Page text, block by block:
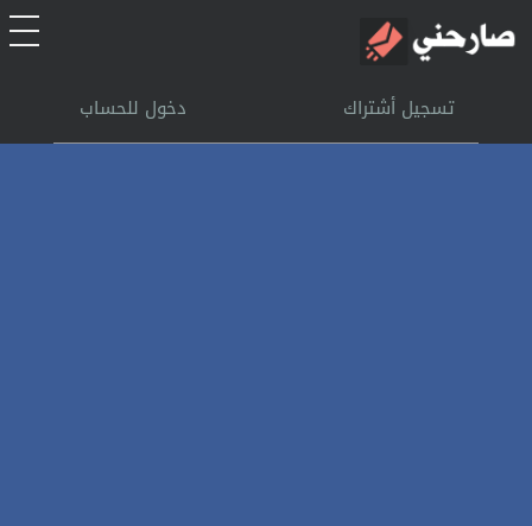
الرئيسيةتسجيل أشتراك دخول للحساب